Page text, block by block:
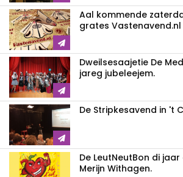
Aal kommende
grates Vastenavend.nl
Dweilsesaajetie De
jareg jubeleejem.
De Stripkesavend in 't
De LeutNeutBon di
Merijn Withagen.